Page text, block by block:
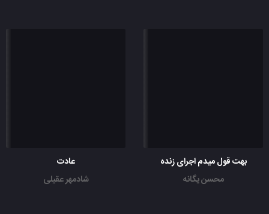
بهت قول میدم اجرای زنده
محسن یگانه
عادت
شادمهر عقیلی